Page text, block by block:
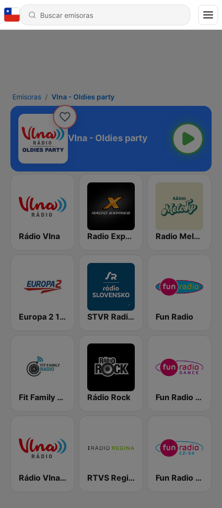
Emisoras Vlna - Oldies party
Vlna - Oldies party
Rádio Vlna Radio Expres Radio Melody
Europa 2 104.8 FM STVR Radio Slovensko Fun Radio
Fit Family Radio Rádio Rock Fun Radio Dance
Rádio Vlna - Golden Hits RTVS Regina Vychod Fun Radio Czechoslovakia